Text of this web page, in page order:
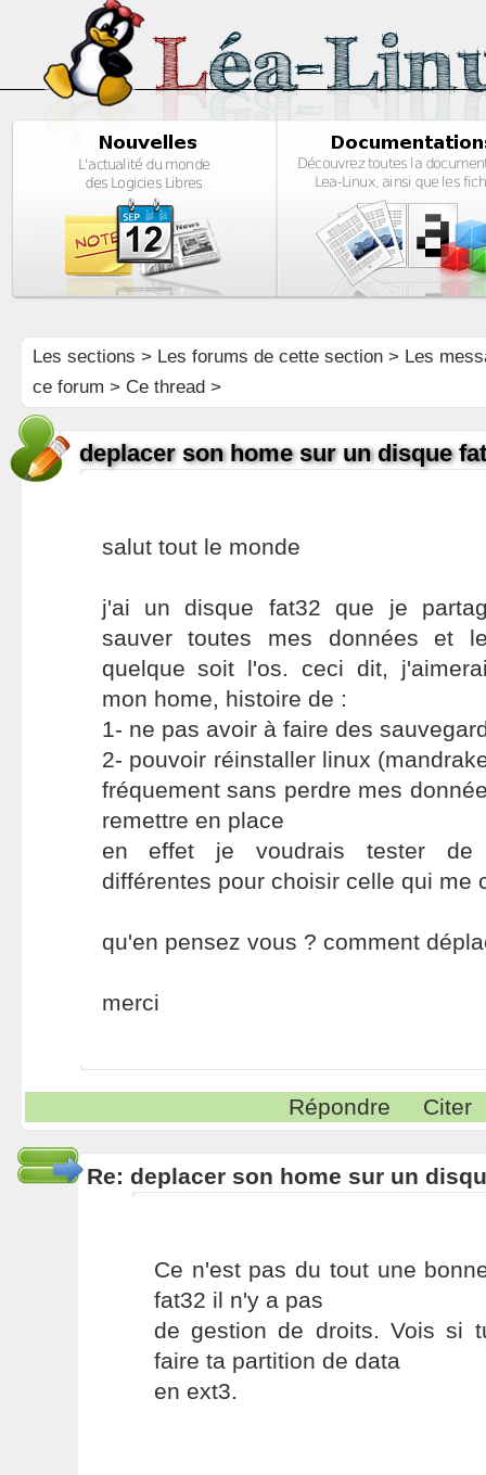
Les sections > Les forums de cette section> Les
ce forum > Ce thread >
deplacer son home sur un disque
salut tout le monde
j'ai un disque fat32 que je
sauver toutes mes données et
quelque soit l'os. ceci dit,
mon home, histoire de :
1- ne pas avoir à faire des
2- pouvoir réinstaller linux
fréquement sans perdre mes
remettre en place
en effet je voudrais tester de
différentes pour choisir celle qui me
qu'en pensez vous ? comment
merci
Répondre Citer
Re: deplacer son home sur un
Ce n'est pas du tout une
fat32 il n'y a pas
de gestion de droits. Vois si
faire ta partition de data
en ext3.